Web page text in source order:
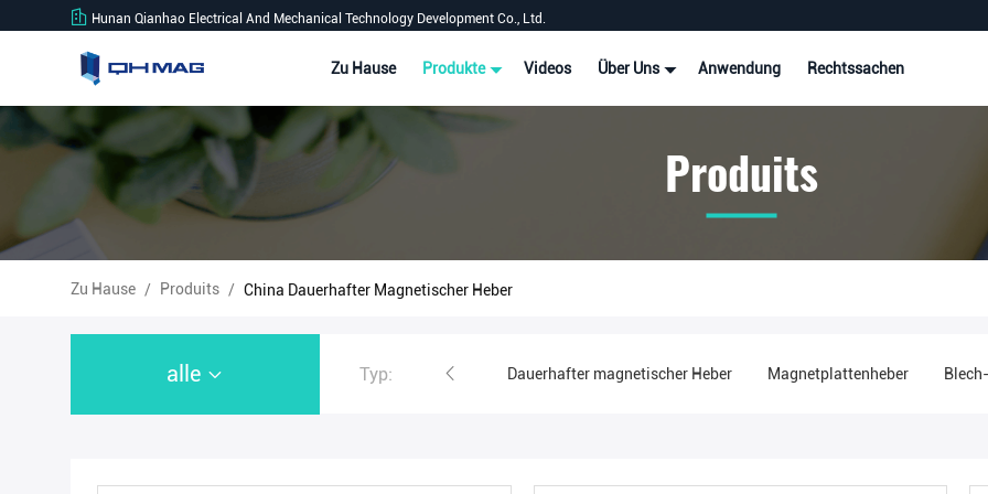
Hunan Qianhao Electrical And Mechanical Technology Development Co., Ltd.
Zu Hause Produkte Videos Über Uns Anwendung Rechtssachen
Produits
Zu Hause / Produits / China Dauerhafter Magnetischer Heber
alle Typ:
Magnetischer Stahlheber Dauerhafter magnetischer Heber Magnetplattenheber